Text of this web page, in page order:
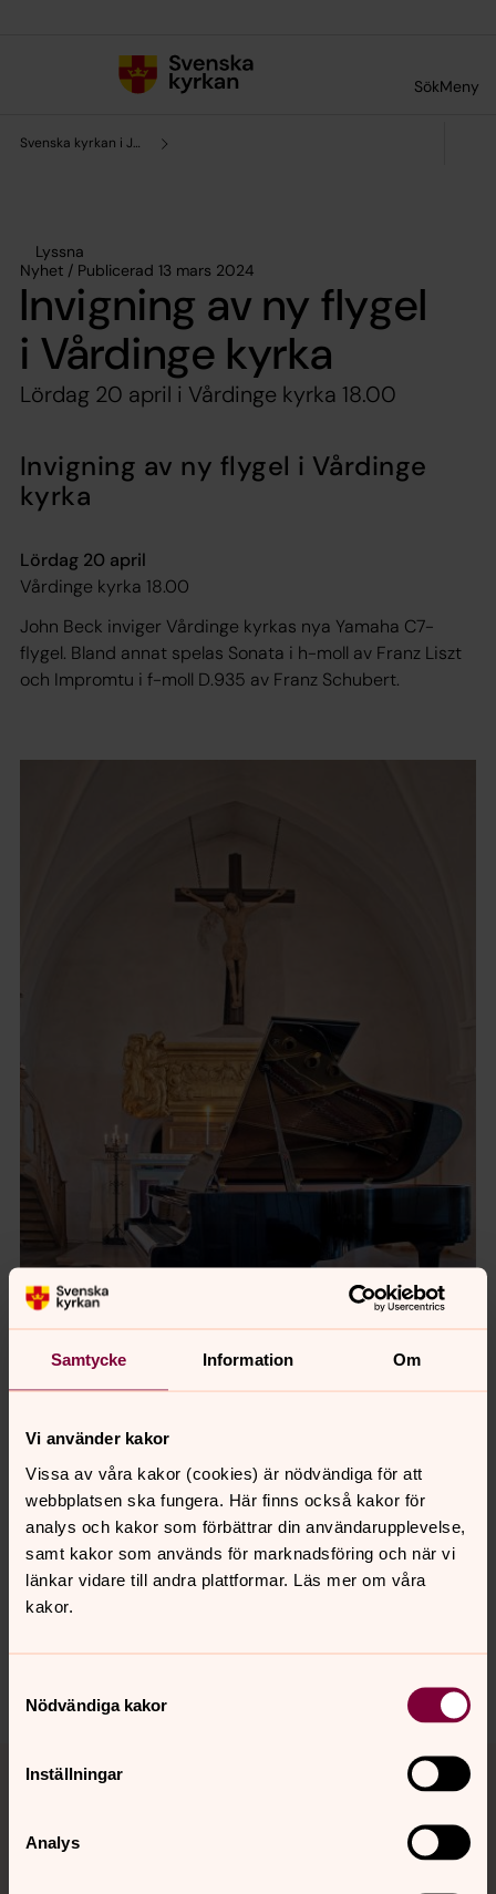
Samtycke Information Om
Vi använder kakor
Vissa av våra kakor (cookies) är nödvändiga för att
webbplatsen ska fungera. Här finns också kakor för
analys och kakor som förbättrar din användarupplevelse,
samt kakor som används för marknadsföring och när vi
länkar vidare till andra plattformar. Läs mer om våra
kakor.
Nödvändiga kakor
Inställningar
Analys
SökMeny
Svenska kyrkan i Järna och Vårdinge
Lyssna
Nyhet / Publicerad 13 mars 2024
Invigning av ny flygel
i Vårdinge kyrka
Lördag 20 april i Vårdinge kyrka 18.00
Invigning av ny flygel i Vårdinge
kyrka
Lördag 20 april
Vårdinge kyrka 18.00
John Beck inviger ­Vårdinge ­kyrkas nya Yamaha C7-
flygel. Bland annat ­spelas ­Sonata i h-moll av Franz Liszt
och­ ­Impromtu i f-moll D.935 av Franz Schubert.
Foto: Joel Hallström
Synpunkter eller frågor på sidans
innehåll?